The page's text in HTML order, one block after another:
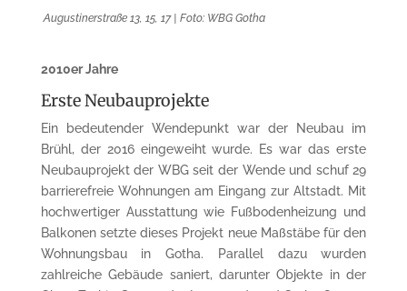
Augustinerstraße 13, 15, 17 | Foto: WBG Gotha
2010er Jahre
Erste Neubauprojekte
Ein bedeutender Wendepunkt war der Neubau im
Brühl, der 2016 eingeweiht wurde. Es war das erste
Neubauprojekt der WBG seit der Wende und schuf 29
barrierefreie Wohnungen am Eingang zur Altstadt. Mit
hochwertiger Ausstattung wie Fußbodenheizung und
Balkonen setzte dieses Projekt neue Maßstäbe für den
Wohnungsbau in Gotha. Parallel dazu wurden
zahlreiche Gebäude saniert, darunter Objekte in der